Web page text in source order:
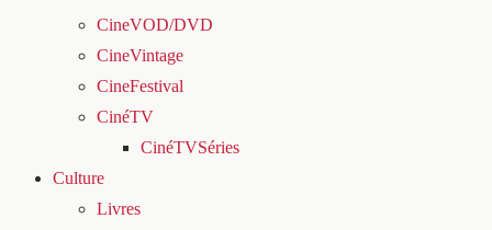
CineVOD/DVD
CineVintage
CineFestival
CinéTV
CinéTVSéries
Culture
Livres